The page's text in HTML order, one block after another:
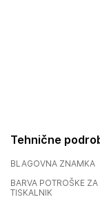
Tehnične
BLAGOVNA ZNAMKA
BARVA POTROŠKE ZA
TISKALNIK